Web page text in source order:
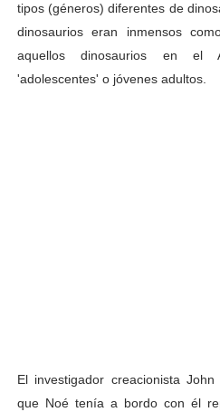
tipos (géneros) diferentes de
dinosaurios eran inmensos
aquellos dinosaurios en el
'adolescentes' o jóvenes adultos.
El investigador creacionista
que Noé tenía a bordo con él